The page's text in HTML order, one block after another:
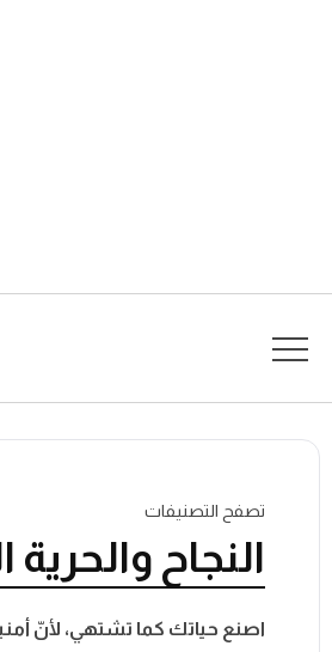
تصفح التصنيفات
النجاح والحرية
اصنع حياتك كما تشتهي، لأنّ